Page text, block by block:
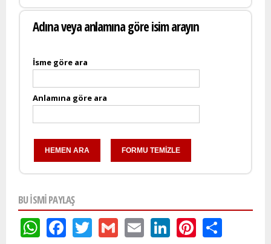
Adına veya anlamına göre isim arayın
İsme göre ara
Anlamına göre ara
BU ISMI PAYLAŞ
WhatsApp
Facebook
Twitter
GmailEmailLinkedIn